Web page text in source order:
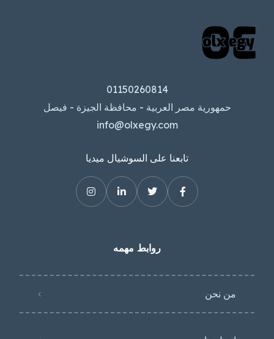
01150260814
حمهورية مصر العربية - محافظة الجيزة - فيصل
info@olxegy.com
تابعنا على السوشيال ميديا
روابط مهمه
من نحن